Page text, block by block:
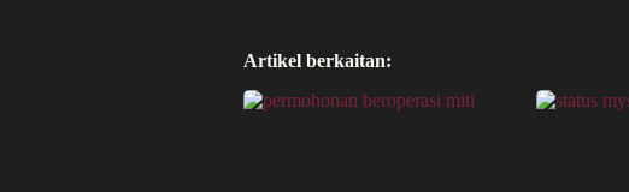
Artikel berkaitan: